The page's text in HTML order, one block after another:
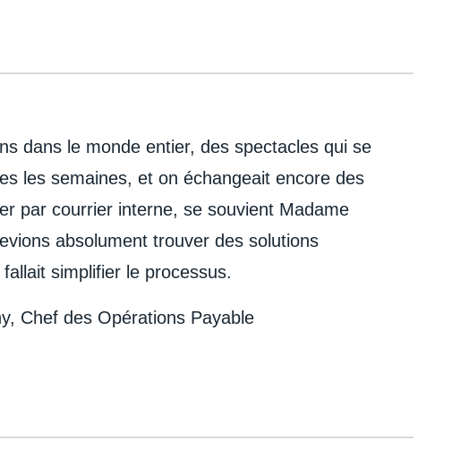
dans le monde entier, des spectacles qui se
les semaines, et on échangeait encore des
par courrier interne, se souvient Madame
absolument trouver des solutions
simplifier le processus.
Chef des Opérations Payable